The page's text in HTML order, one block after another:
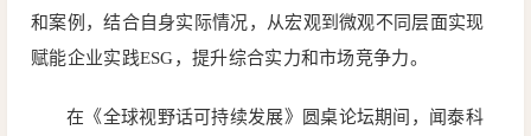
和案例，结合自身实际情况，从宏观到微观不同层面实现
赋能企业实践ESG，提升综合实力和市场竞争力。
在《全球视野话可持续发展》圆桌论坛期间，闻泰科